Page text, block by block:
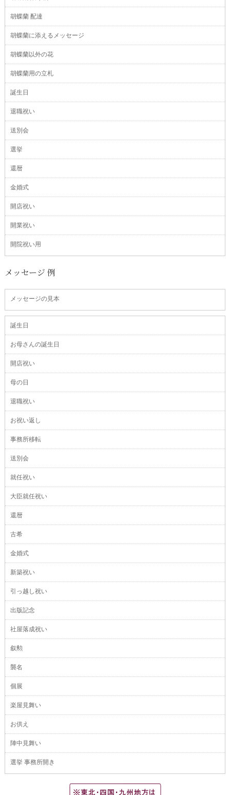
胡蝶蘭 配達
胡蝶蘭に添えるメッセージ
胡蝶蘭以外の花
胡蝶蘭用の立札
誕生日
退職祝い
送別会
選挙
還暦
金婚式
開店祝い
開業祝い
開院祝い用
メッセージ 例
メッセージの見本
誕生日
お母さんの誕生日
開店祝い
母の日
退職祝い
お祝い返し
事務所移転
送別会
就任祝い
大臣就任祝い
還暦
古希
金婚式
新築祝い
引っ越し祝い
出版記念
社屋落成祝い
叙勲
襲名
個展
楽屋見舞い
お供え
陣中見舞い
選挙 事務所開き